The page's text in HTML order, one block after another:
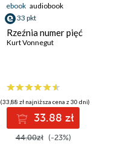
ebook audiobook
33 pkt
Rzeźnia numer pięć
Kurt Vonnegut
(33,88 zł najniższa cena z 30 dni)
33.88 zł
44.00zł (-23%)